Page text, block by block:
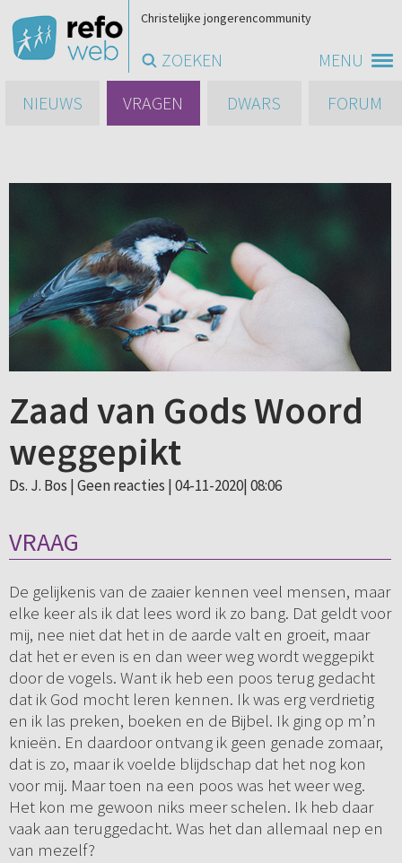
MENU
Christelijke jongerencommunity
ZOEKEN
NIEUWS
VRAGEN DWARS FORUM
Zaad van Gods Woord
weggepikt
Ds. J. Bos | Geen reacties | 04-11-2020| 08:06
VRAAG
De gelijkenis van de zaaier kennen veel mensen, maar
elke keer als ik dat lees word ik zo bang. Dat geldt voor
mij, nee niet dat het in de aarde valt en groeit, maar
dat het er even is en dan weer weg wordt weggepikt
door de vogels. Want ik heb een poos terug gedacht
dat ik God mocht leren kennen. Ik was erg verdrietig
en ik las preken, boeken en de Bijbel. Ik ging op m’n
knieën. En daardoor ontvang ik geen genade zomaar,
dat is zo, maar ik voelde blijdschap dat het nog kon
voor mij. Maar toen na een poos was het weer weg.
Het kon me gewoon niks meer schelen. Ik heb daar
vaak aan teruggedacht. Was het dan allemaal nep en
van mezelf?